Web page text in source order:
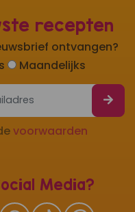
recepten
ontvangen?
Maandelijks
voorwaarden
Media?